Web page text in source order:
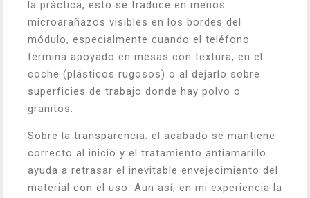
la práctica, esto se traduce en menos
microarañazos visibles en los bordes del
módulo, especialmente cuando el teléfono
termina apoyado en mesas con textura, en el
coche (plásticos rugosos) o al dejarlo sobre
superficies de trabajo donde hay polvo o
granitos.
Sobre la transparencia: el acabado se mantiene
correcto al inicio y el tratamiento antiamarillo
ayuda a retrasar el inevitable envejecimiento del
material con el uso. Aun así, en mi experiencia la